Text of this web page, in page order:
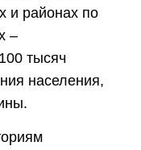
и районах по
–
тысяч
населения,